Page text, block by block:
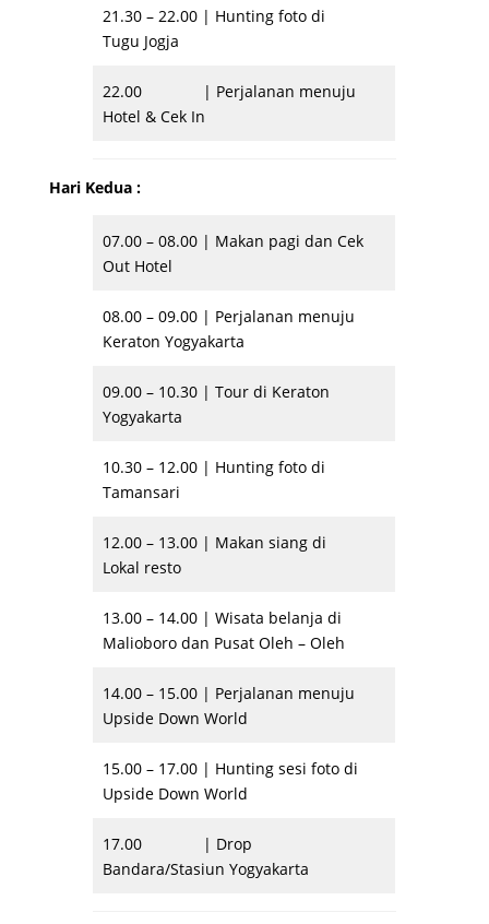
21.30 – 22.00 | Hunting foto di
Tugu Jogja
22.00 | Perjalanan menuju
Hotel & Cek In
Hari Kedua :
07.00 – 08.00 | Makan pagi dan Cek
Out Hotel
08.00 – 09.00 | Perjalanan menuju
Keraton Yogyakarta
09.00 – 10.30 | Tour di Keraton
Yogyakarta
10.30 – 12.00 | Hunting foto di
Tamansari
12.00 – 13.00 | Makan siang di
Lokal resto
13.00 – 14.00 | Wisata belanja di
Malioboro dan Pusat Oleh – Oleh
14.00 – 15.00 | Perjalanan menuju
Upside Down World
15.00 – 17.00 | Hunting sesi foto di
Upside Down World
17.00 | Drop
Bandara/Stasiun Yogyakarta